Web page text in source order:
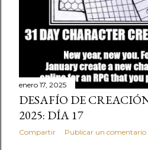
enero 17, 2025
DESAFÍO DE
2025: DÍA 17
Compartir Publicar un comentario